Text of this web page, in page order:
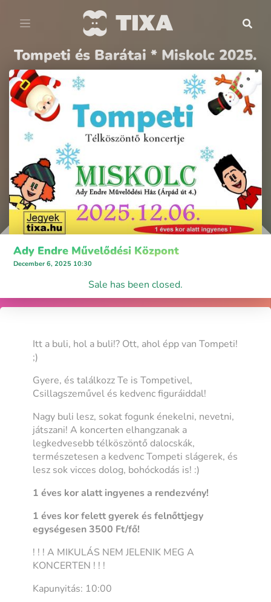
Tompeti és Barátai * Miskolc 2025.
Ady Endre Művelődési Központ
December 6, 2025 10:30
Sale has been closed.
Itt a buli, hol a buli!? Ott, ahol épp van Tompeti!
;)
Gyere, és találkozz Te is Tompetivel,
Csillagszeművel és kedvenc figuráiddal!
Nagy buli lesz, sokat fogunk énekelni, nevetni,
játszani! A koncerten elhangzanak a
legkedvesebb télköszöntő dalocskák,
természetesen a kedvenc Tompeti slágerek, és
lesz sok vicces dolog, bohóckodás is! :)
1 éves kor alatt ingyenes a rendezvény!
1 éves kor felett gyerek és felnőttjegy
egységesen 3500 Ft/fő!
! ! ! A MIKULÁS NEM JELENIK MEG A
KONCERTEN ! ! !
Kapunyitás: 10:00